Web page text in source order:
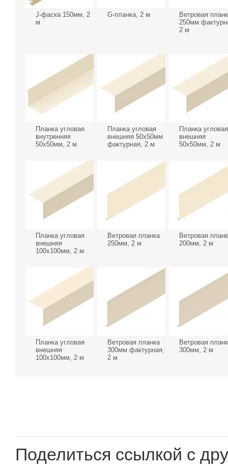
J-фаска 150мм, 2
м
G-планка, 2 м
Ветровая
250мм
2 м
Планка угловая
внутренняя
50х50мм, 2 м
Планка угловая
внешняя 50х50мм
фактурная, 2 м
Планка угловая
внешняя
50х50мм, 2 м
Планка угловая
внешняя
100х100мм, 2 м
Ветровая планка
250мм, 2 м
Ветровая
200мм, 2 м
Планка угловая
внешняя
100х100мм, 2 м
Ветровая планка
300мм фактурная,
2 м
Ветровая
300мм, 2 м
Поделиться ссылкой с